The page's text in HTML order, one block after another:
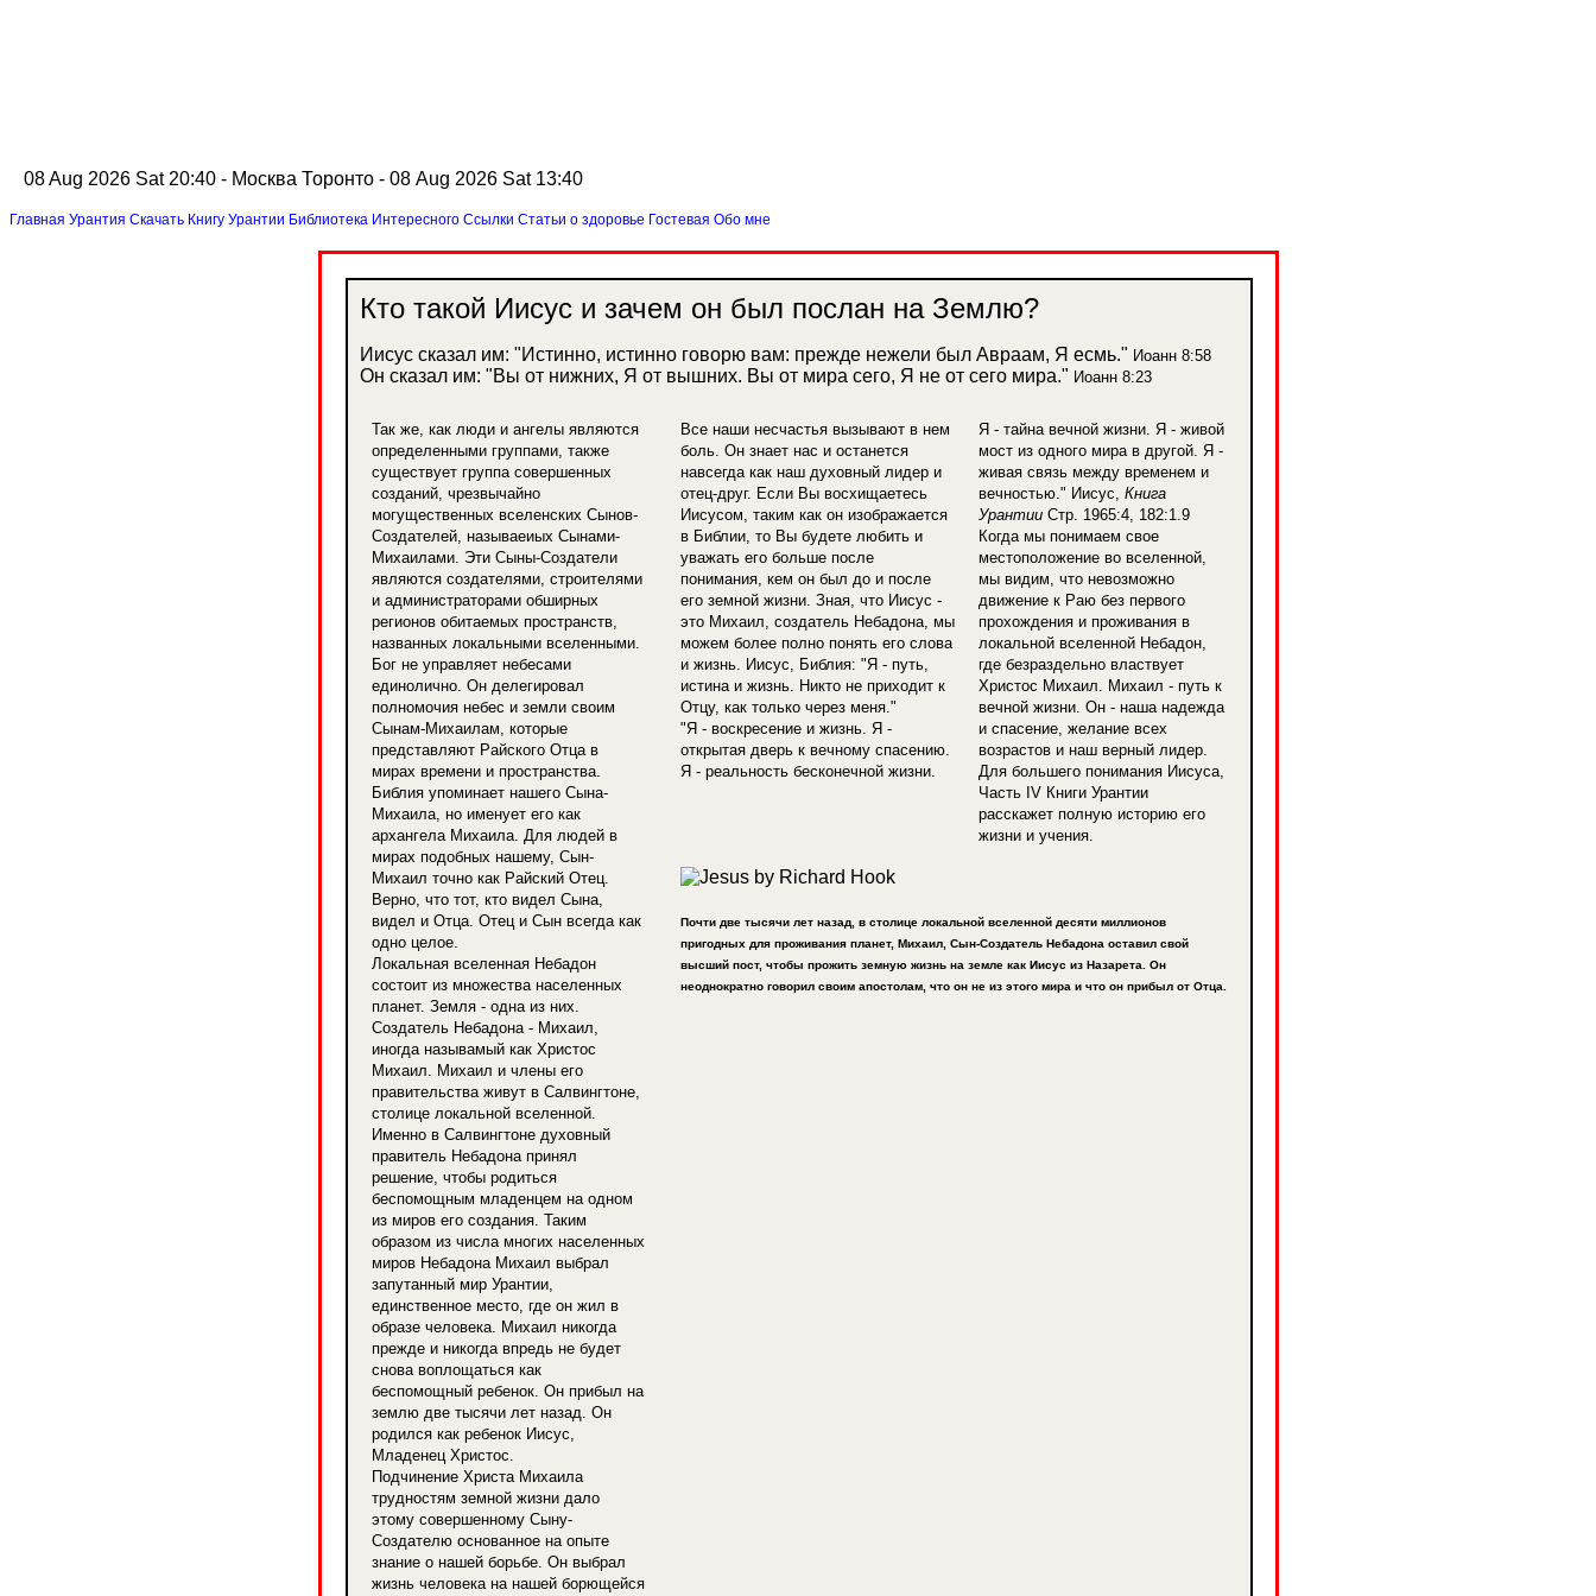
08 Aug 2026 Sat 20:40 - Москва Торонто - 08 Aug 2026 Sat 13:40
Главная Урантия Скачать Книгу Урантии Библиотека Интересного Ссылки Статьи о здоровье Гостевая Обо мне
Кто такой Иисус и зачем он был послан на Землю?
Иисус сказал им: "Истинно, истинно говорю вам: прежде нежели был Авраам, Я есмь." Иоанн 8:58
Он сказал им: "Вы от нижних, Я от вышних. Вы от мира сего, Я не от сего мира." Иоанн 8:23
Так же, как люди и ангелы являются
определенными группами, также
существует группа совершенных
созданий, чрезвычайно
могущественных вселенских Сынов-
Создателей, называеиых Сынами-
Михаилами. Эти Сыны-Создатели
являются создателями, строителями
и администраторами обширных
регионов обитаемых пространств,
названных локальными вселенными.
Бог не управляет небесами
единолично. Он делегировал
полномочия небес и земли своим
Сынам-Михаилам, которые
представляют Райского Отца в
мирах времени и пространства.
Библия упоминает нашего Сына-
Михаила, но именует его как
архангела Михаила. Для людей в
мирах подобных нашему, Сын-
Михаил точно как Райский Отец.
Верно, что тот, кто видел Сына,
видел и Отца. Отец и Сын всегда как
одно целое.
Локальная вселенная Небадон
состоит из множества населенных
планет. Земля - одна из них.
Создатель Небадона - Михаил,
иногда называмый как Христос
Михаил. Михаил и члены его
правительства живут в Салвингтоне,
столице локальной вселенной.
Именно в Салвингтоне духовный
правитель Небадона принял
решение, чтобы родиться
беспомощным младенцем на одном
из миров его создания. Таким
образом из числа многих населенных
миров Небадона Михаил выбрал
запутанный мир Урантии,
единственное место, где он жил в
образе человека. Михаил никогда
прежде и никогда впредь не будет
снова воплощаться как
беспомощный ребенок. Он прибыл на
землю две тысячи лет назад. Он
родился как ребенок Иисус,
Младенец Христос.
Подчинение Христа Михаила
трудностям земной жизни дало
этому совершенному Сыну-
Создателю основанное на опыте
знание о нашей борьбе. Он выбрал
жизнь человека на нашей борющейся
Все наши несчастья вызывают в нем
боль. Он знает нас и останется
навсегда как наш духовный лидер и
отец-друг. Если Вы восхищаетесь
Иисусом, таким как он изображается
в Библии, то Вы будете любить и
уважать его больше после
понимания, кем он был до и после
его земной жизни. Зная, что Иисус -
это Михаил, создатель Небадона, мы
можем более полно понять его слова
и жизнь. Иисус, Библия: "Я - путь,
истина и жизнь. Никто не приходит к
Отцу, как только через меня."
"Я - воскресение и жизнь. Я -
открытая дверь к вечному спасению.
Я - реальность бесконечной жизни.
Я - тайна вечной жизни. Я - живой
мост из одного мира в другой. Я -
живая связь между временем и
вечностью." Иисус, Книга
УрантииСтр. 1965:4, 182:1.9
Когда мы понимаем свое
местоположение во вселенной,
мы видим, что невозможно
движение к Раю без первого
прохождения и проживания в
локальной вселенной Небадон,
где безраздельно властвует
Христос Михаил. Михаил - путь к
вечной жизни. Он - наша надежда
и спасение, желание всех
возрастов и наш верный лидер.
Для большего понимания Иисуса,
Часть IV Книги Урантии
расскажет полную историю его
жизни и учения.
Почти две тысячи лет назад, в столице локальной вселенной десяти миллионов
пригодных для проживания планет, Михаил, Сын-Создатель Небадона оставил свой
высший пост, чтобы прожить земную жизнь на земле как Иисус из Назарета. Он
неоднократно говорил своим апостолам, что он не из этого мира и что он прибыл от Отца.